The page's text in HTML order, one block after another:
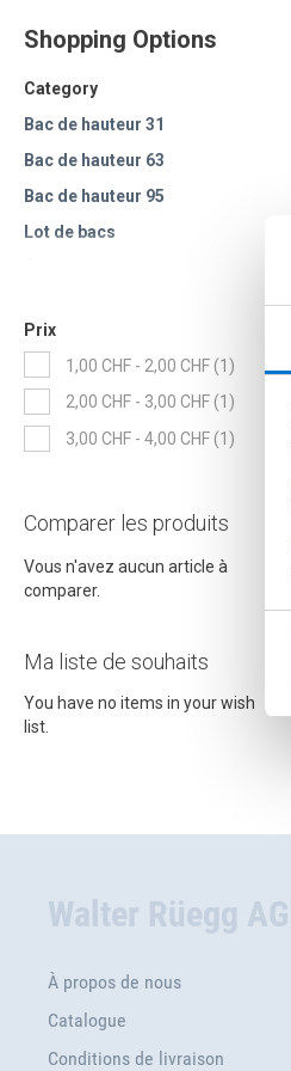
Shopping Options
Category
Bac de hauteur 31
Bac de hauteur 63
Bac de hauteur 95
Lot de bacs
Prix
1,00 CHF - 2,00 CHF 1item
2,00 CHF - 3,00 CHF 1 item
3,00 CHF - 4,00 CHF 1 item
Comparer les produits
Vous n'avez aucun article à
comparer.
Ma liste de souhaits
You have no items in your wish
list.
Walter Rüegg AG
À propos de nous
Catalogue
Conditions de livraison